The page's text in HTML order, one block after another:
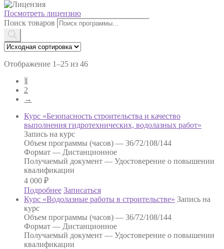
Посмотреть лицензию
Поиск товаров
Отображение 1–25 из 46
1
2
→
Курс «Безопасность строительства и качество
выполнения гидротехнических, водолазных работ»
Запись на курс
Объем программы (часов) — 36/72/108/144
Формат — Дистанционное
Получаемый документ — Удостоверение о повышении
квалификации
4 000 ₽
Подробнее Записаться
Курс «Водолазные работы в строительстве» Запись на
курс
Объем программы (часов) — 36/72/108/144
Формат — Дистанционное
Получаемый документ — Удостоверение о повышении
квалификации